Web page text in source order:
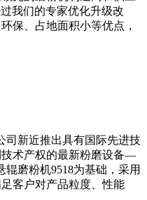
我们的专家优化升级改
保、占地面积小等优点，
司新近推出具有国际先进技
术产权的最新粉磨设备—
磨粉机9518为基础，采用
客户对产品粒度、性能